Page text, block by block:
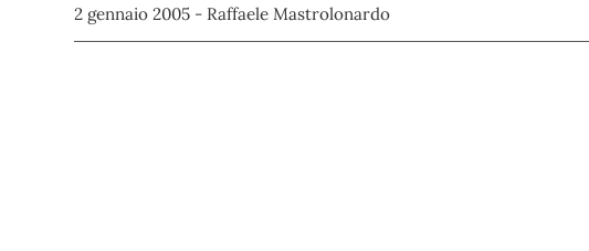
2 gennaio 2005 - Raffaele Mastrolonardo